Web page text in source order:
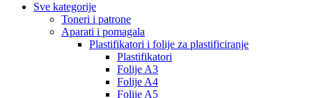
Sve kategorije
Toneri i patrone
Aparati i pomagala
Plastifikatori i folije za plastificiranje
Plastifikatori
Folije A3
Folije A4
Folije A5